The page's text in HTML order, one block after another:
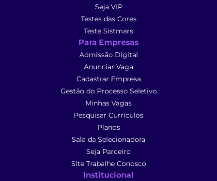
Seja VIP
Testes das Cores
Teste Sistmars
Para Empresas
Admissão Digital
Anunciar Vaga
Cadastrar Empresa
Gestão do Processo Seletivo
Minhas Vagas
Pesquisar Currículos
Planos
Sala da Selecionadora
Seja Parceiro
Site Trabalhe Conosco
Institucional